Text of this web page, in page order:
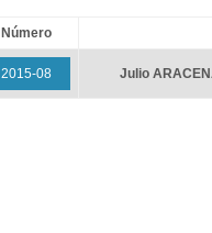
Número
2015-08 Julio